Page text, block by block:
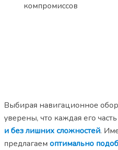
компромиссов
Выбирая навигационное
уверены, что каждая его
и без лишних сложностей.
предлагаем оптимально